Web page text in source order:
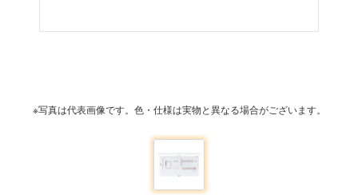
※写真は代表画像です。色・仕様は実物と異なる場合がございます。